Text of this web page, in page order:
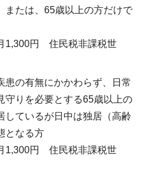
または、65歳以上の方だけで
1,300円 住民税非課税世
患の有無にかかわらず、日常
守りを必要とする65歳以上の
しているが日中は独居（高齢
となる方
1,300円 住民税非課税世